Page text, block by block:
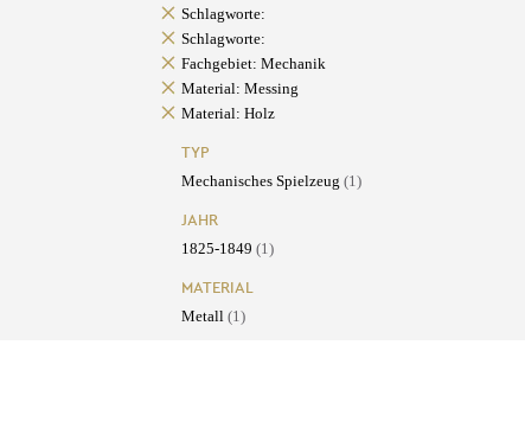
Schlagworte:
Schlagworte:
Fachgebiet: Mechanik
Material: Messing
Material: Holz
TYP
Mechanisches Spielzeug (1)
JAHR
1825-1849 (1)
MATERIAL
Metall (1)